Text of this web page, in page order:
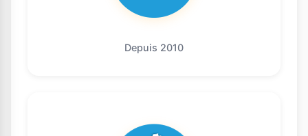
Depuis 2010